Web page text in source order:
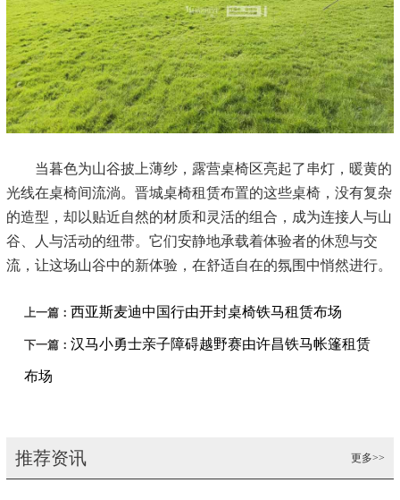
当暮色为山谷披上薄纱，露营桌椅区亮起了串灯，暖黄的
光线在桌椅间流淌。晋城桌椅租赁布置的这些桌椅，没有复杂
的造型，却以贴近自然的材质和灵活的组合，成为连接人与山
谷、人与活动的纽带。它们安静地承载着体验者的休憩与交
流，让这场山谷中的新体验，在舒适自在的氛围中悄然进行。
上一篇： 西亚斯麦迪中国行由开封桌椅铁马租赁布场
下一篇： 汉马小勇士亲子障碍越野赛由许昌铁马帐篷租赁
布场
推荐资讯 更多>>